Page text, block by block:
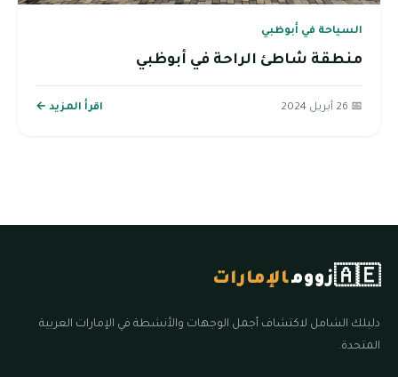
السياحة في أبوظبي
منطقة شاطئ الراحة في أبوظبي
📅 26 أبريل 2024 اقرأ المزيد ←
🇦🇪زوومالإمارات
دليلك الشامل لاكتشاف أجمل الوجهات والأنشطة في الإمارات العربية
المتحدة.